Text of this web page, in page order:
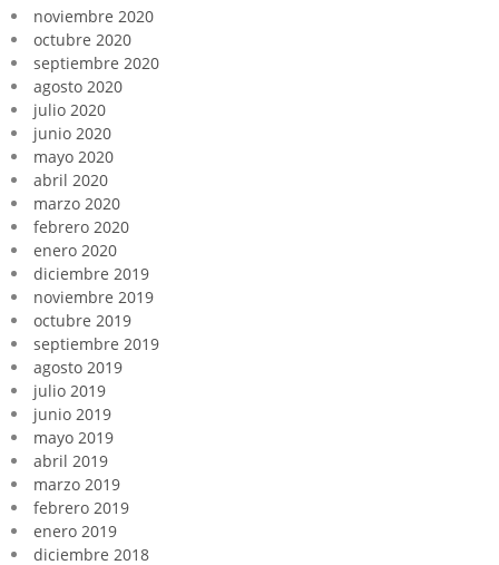
noviembre 2020
octubre 2020
septiembre 2020
agosto 2020
julio 2020
junio 2020
mayo 2020
abril 2020
marzo 2020
febrero 2020
enero 2020
diciembre 2019
noviembre 2019
octubre 2019
septiembre 2019
agosto 2019
julio 2019
junio 2019
mayo 2019
abril 2019
marzo 2019
febrero 2019
enero 2019
diciembre 2018